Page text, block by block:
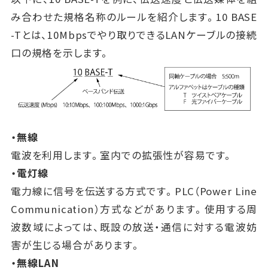
み合わせた規格名称のルールを紹介します。10 BASE
-Tとは、10Mbpsでやり取りできるLANケーブルの接続
口の規格を示します。
・無線
電波を利用します。室内での拡張性が容易です。
・電灯線
電力線に信号を伝送する方式です。PLC（Power Line
Communication）方式などがあります。使用する周
波数域によっては、既設の放送・通信に対する電波妨
害が生じる場合があります。
・無線LAN